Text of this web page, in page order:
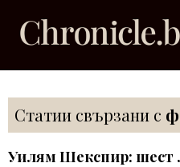
Статии свързани с
Уилям Шекспир: шест